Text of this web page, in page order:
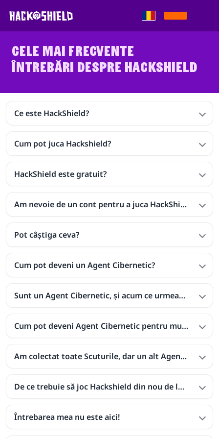
CELE MAI FRECVENTE
ÎNTREBĂRI DESPRE HACKSHIELD
Ce este HackShield?
Cum pot juca Hackshield?
HackShield este gratuit?
Am nevoie de un cont pentru a juca HackShield?
Pot câștiga ceva?
Cum pot deveni un Agent Cibernetic?
Sunt un Agent Cibernetic, și acum ce urmează?
Cum pot deveni Agent Cibernetic pentru
Am colectat toate Scuturile, dar un alt Agent
De ce trebuie să joc Hackshield din nou de la început?
Întrebarea mea nu este aici!